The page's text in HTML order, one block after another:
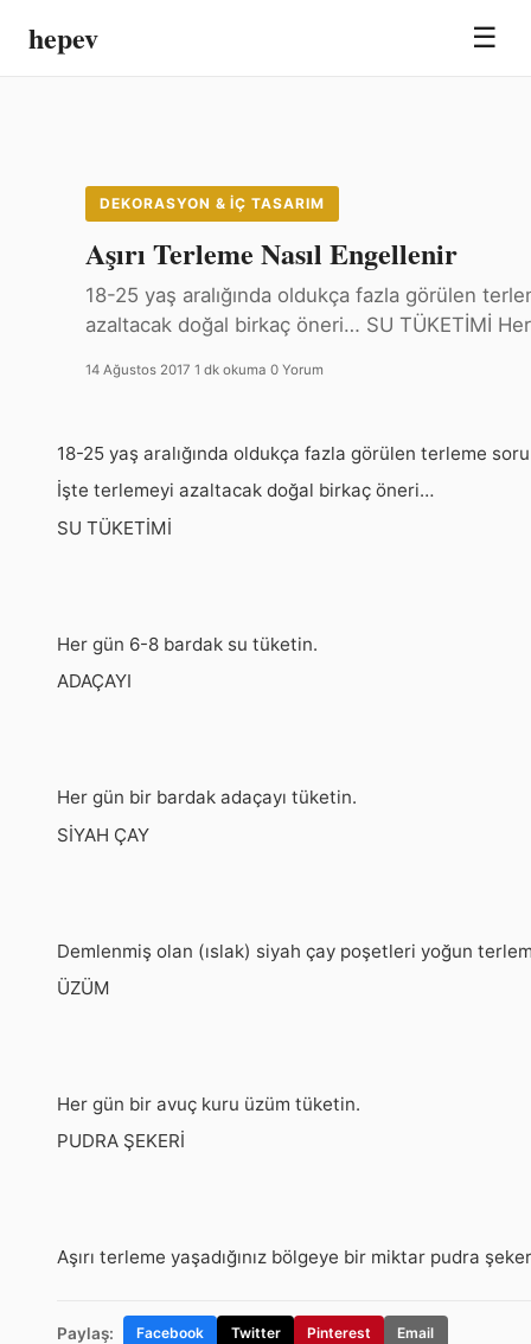
hepev ☰
DEKORASYON & İÇ TASARIM
Aşırı Terleme Nasıl Engellenir
18-25 yaş aralığında oldukça fazla görülen
azaltacak doğal birkaç öneri… SU TÜKETİMİ
14 Ağustos 2017 1 dk okuma 0 Yorum
18-25 yaş aralığında oldukça fazla görülen terleme
İşte terlemeyi azaltacak doğal birkaç öneri…
SU TÜKETİMİ
Her gün 6-8 bardak su tüketin.
ADAÇAYI
Her gün bir bardak adaçayı tüketin.
SİYAH ÇAY
Demlenmiş olan (ıslak) siyah çay poşetleri yoğun
ÜZÜM
Her gün bir avuç kuru üzüm tüketin.
PUDRA ŞEKERİ
Aşırı terleme yaşadığınız bölgeye bir miktar pudra
Paylaş: Facebook Twitter Pinterest Email